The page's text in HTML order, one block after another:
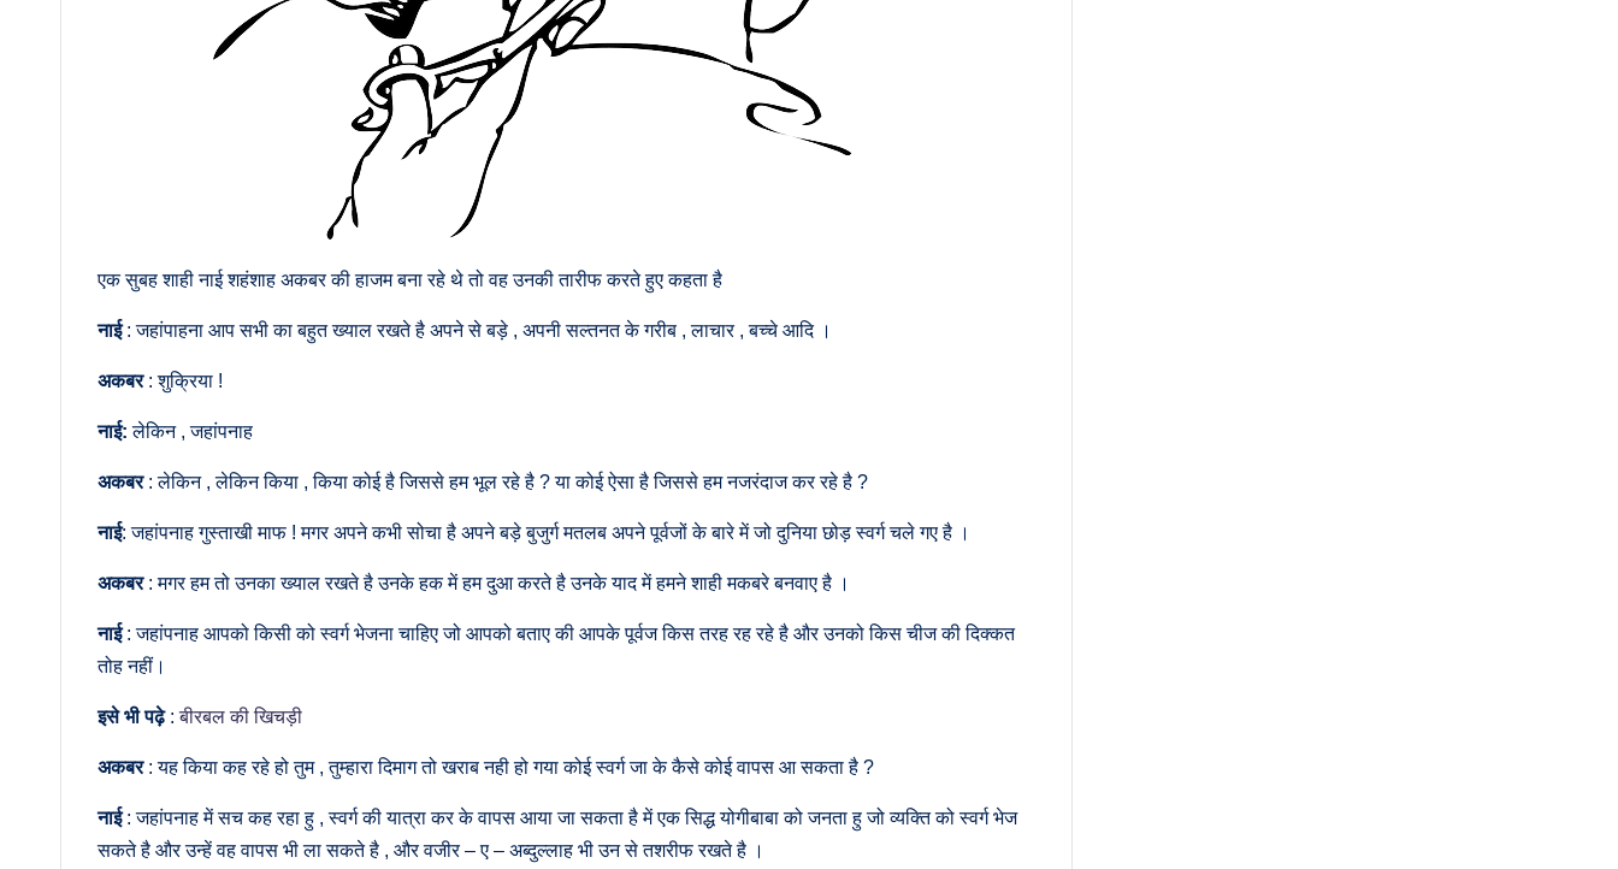
एक सुबह शाही नाई शहंशाह अकबर की हाजम बना रहे थे तो वह उनकी तारीफ करते हुए कहता है
नाई: जहांपाहना आप सभी का बहुत ख्याल रखते है अपने से बड़े , अपनी सल्तनत के गरीब , लाचार , बच्चे आदि ।
अकबर : शुक्रिया !
नाई: लेकिन , जहांपनाह
अकबर: लेकिन , लेकिन किया , किया कोई है जिससे हम भूल रहे है ? या कोई ऐसा है जिससे हम नजरंदाज कर रहे है ?
नाई: जहांपनाह गुस्ताखी माफ ! मगर अपने कभी सोचा है अपने बड़े बुजुर्ग मतलब अपने पूर्वजों के बारे में जो दुनिया छोड़ स्वर्ग चले गए है ।
अकबर : मगर हम तो उनका ख्याल रखते है उनके हक में हम दुआ करते है उनके याद में हमने शाही मकबरे बनवाए है ।
नाई: जहांपनाह आपको किसी को स्वर्ग भेजना चाहिए जो आपको बताए की आपके पूर्वज किस तरह रह रहे है और उनको किस चीज की दिक्कत
तोह नहीं।
इसे भी पढ़े:बीरबल की खिचड़ी
अकबर : यह किया कह रहे हो तुम , तुम्हारा दिमाग तो खराब नही हो गया कोई स्वर्ग जा के कैसे कोई वापस आ सकता है ?
नाई: जहांपनाह में सच कह रहा हु , स्वर्ग की यात्रा कर के वापस आया जा सकता है में एक सिद्ध योगीबाबा को जनता हु जो व्यक्ति को स्वर्ग भेज
सकते है और उन्हें वह वापस भी ला सकते है , और वजीर – ए – अब्दुल्लाह भी उन से तशरीफ रखते है ।